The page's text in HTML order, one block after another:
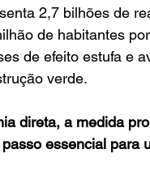
2,7 bilhões de
de habitantes
de efeito estufa e
verde.
direta, a medida
essencial para